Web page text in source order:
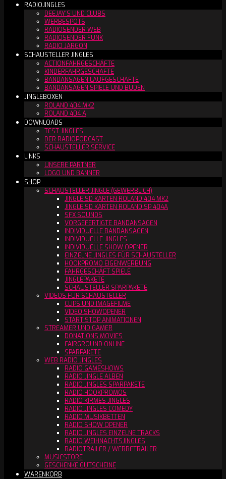
RADIOJINGLES
DEEJAY´S UND CLUBS
WERBESPOTS
RADIOSENDER WEB
RADIOSENDER FUNK
RADIO JARGON
SCHAUSTELLER JINGLES
ACTIONFAHRGESCHÄFTE
KINDERFAHRGESCHÄFTE
BANDANSAGEN LAUFGESCHÄFTE
BANDANSAGEN SPIELE UND BUDEN
JINGLEBOXEN
ROLAND 404 MK2
ROLAND 404 A
DOWNLOADS
TEST JINGLES
DER RADIOPODCAST
SCHAUSTELLER SERVICE
LINKS
UNSERE PARTNER
LOGO UND BANNER
SHOP
SCHAUSTELLER JINGLE (GEWERBLICH)
JINGLE SD KARTEN ROLAND 404 MK2
JINGLE SD KARTEN ROLAND SP 404A
SFX SOUNDS
VORGEFERTIGTE BANDANSAGEN
INDIVIDUELLE BANDANSAGEN
INDIVIDUELLE JINGLES
INDIVIDUELLE SHOW OPENER
EINZELNE JINGLES FÜR SCHAUSTELLER
HOOKPROMO EIGENWERBUNG
FAHRGESCHÄFT SPIELE
JINGLEPAKETE
SCHAUSTELLER SPARPAKETE
VIDEOS FÜR SCHAUSTELLER
CLIPS UND IMAGEFILME
VIDEO SHOWOPENER
START STOP ANIMATIONEN
STREAMER UND GAMER
DONATIONS MOVIES
FAIRGROUND ONLINE
SPARPAKETE
WEB RADIO JINGLES
RADIO GAMESHOWS
RADIO JINGLE ALBEN
RADIO JINGLES SPARPAKETE
RADIO HOOKPROMOS
RADIO KIRMES JINGLES
RADIO JINGLES COMEDY
RADIO MUSIKBETTEN
RADIO SHOW OPENER
RADIO JINGLES EINZELNE TRACKS
RADIO WEIHNACHTSJINGLES
RADIOTRAILER / WERBETRAILER
MUSICSTORE
GESCHENKE GUTSCHEINE
WARENKORB